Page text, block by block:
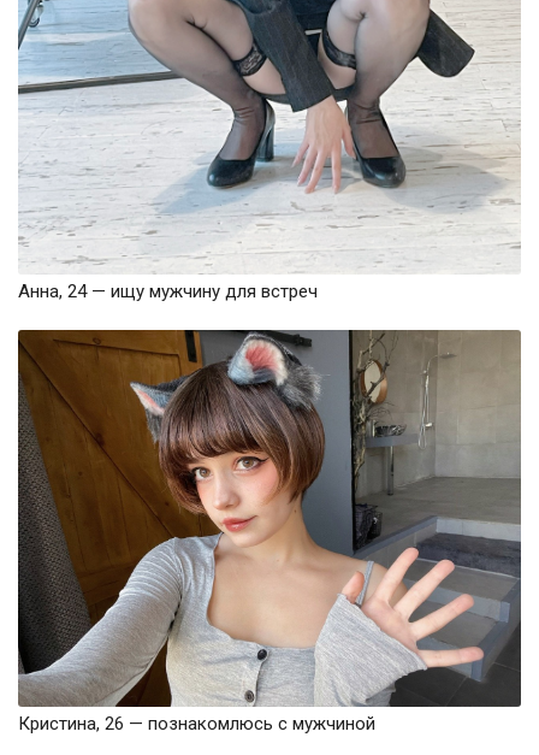
Анна, 24 — ищу мужчину для встреч
Кристина, 26 — познакомлюсь с мужчиной